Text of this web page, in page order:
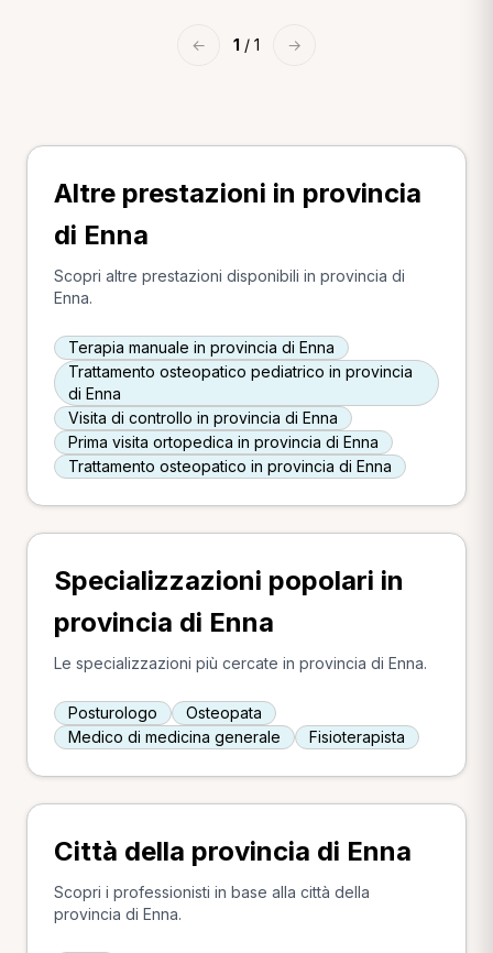
← 1 / 1 →
Altre prestazioni in provincia
di Enna
Scopri altre prestazioni disponibili in provincia di
Enna.
Terapia manuale in provincia di Enna
Trattamento osteopatico pediatrico in provincia
di Enna
Visita di controllo in provincia di Enna
Prima visita ortopedica in provincia di Enna
Trattamento osteopatico in provincia di Enna
Specializzazioni popolari in
provincia di Enna
Le specializzazioni più cercate in provincia di Enna.
Posturologo
Osteopata
Medico di medicina generale
Fisioterapista
Città della provincia di Enna
Scopri i professionisti in base alla città della
provincia di Enna.